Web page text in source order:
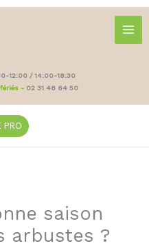
12:00 / 14:00-18:30
- 02 31 48 64 50
PRO
saison
arbustes ?